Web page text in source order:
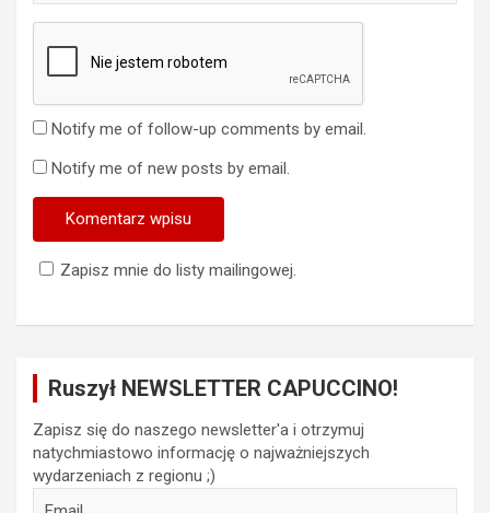
Notify me of follow-up comments by email.
Notify me of new posts by email.
Zapisz mnie do listy mailingowej.
Ruszył NEWSLETTER CAPUCCINO!
Zapisz się do naszego newsletter'a i otrzymuj
natychmiastowo informację o najważniejszych
wydarzeniach z regionu ;)